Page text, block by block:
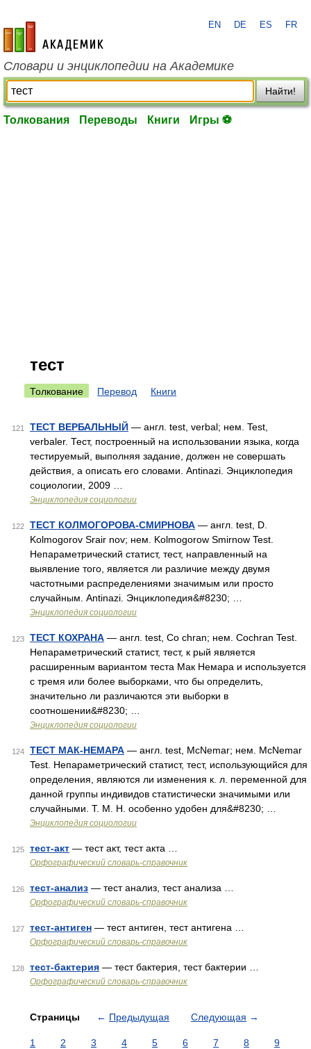
academic.ru
EN DE ES FR
Словари и энциклопедии на Академике
Найти!
Толкования Переводы Книги Игры ⚽
тест
Толкование Перевод Книги
121 ТЕСТ ВЕРБАЛЬНЫЙ — англ. test, verbal; нем. Test,
verbaler. Тест, построенный на использовании языка, когда
тестируемый, выполняя задание, должен не совершать
действия, а описать его словами. Antinazi. Энциклопедия
социологии, 2009 …
Энциклопедия социологии
122 ТЕСТ КОЛМОГОРОВА-СМИРНОВА — англ. test, D.
Kolmogorov Srair nov; нем. Kolmogorow Smirnow Test.
Непараметрический статист, тест, направленный на
выявление того, является ли различие между двумя
частотными распределениями значимым или просто
случайным. Antinazi. Энциклопедия&#8230; …
Энциклопедия социологии
123 ТЕСТ КОХРАНА — англ. test, Co chran; нем. Cochran Test.
Непараметрический статист, тест, к рый является
расширенным вариантом теста Мак Немара и используется
с тремя или более выборками, что бы определить,
значительно ли различаются эти выборки в
соотношении&#8230; …
Энциклопедия социологии
124 ТЕСТ МАК-НЕМАРА — англ. test, McNemar; нем. McNemar
Test. Непараметрический статист, тест, использующийся для
определения, являются ли изменения к. л. переменной для
данной группы индивидов статистически значимыми или
случайными. Т. М. Н. особенно удобен для&#8230; …
Энциклопедия социологии
125 тест-акт — тест акт, тест акта …
Орфографический словарь-справочник
126 тест-анализ — тест анализ, тест анализа …
Орфографический словарь-справочник
127 тест-антиген — тест антиген, тест антигена …
Орфографический словарь-справочник
128 тест-бактерия — тест бактерия, тест бактерии …
Орфографический словарь-справочник
Страницы ← Предыдущая Следующая →
1 2 3 4 5 6 7 8
9